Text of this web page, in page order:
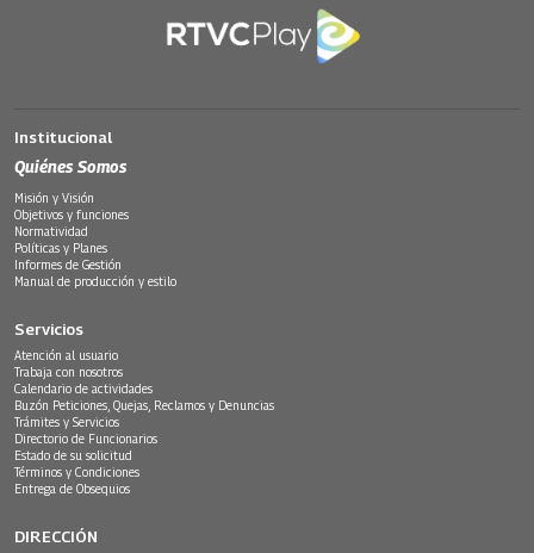
Institucional
Quiénes Somos
Misión y Visión
Objetivos y funciones
Normatividad
Políticas y Planes
Informes de Gestión
Manual de producción y estilo
Servicios
Atención al usuario
Trabaja con nosotros
Calendario de actividades
Buzón Peticiones, Quejas, Reclamos y Denuncias
Trámites y Servicios
Directorio de Funcionarios
Estado de su solicitud
Términos y Condiciones
Entrega de Obsequios
DIRECCIÓN